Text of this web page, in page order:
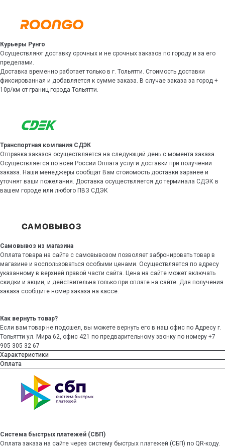
Курьеры Рунго
Осуществляют доставку срочных и не срочных заказов по городу и за его
пределами.
Доставка временно работает только в г. Тольятти. Стоимость доставки
фиксированная и добавляется к сумме заказа. В случае заказа за город +
10р/км от границ города Тольятти.
Транспортная компания СДЭК
Отправка заказов осуществляется на следующий день с момента заказа.
Осуществляется по всей России Оплата услуги доставки при получении
заказа. Наши менеджеры сообщат Вам стоиомость доставки заранее и
уточнят ваши пожелания. Доставка осуществляется до терминала СДЭК в
вашем городе или любого ПВЗ СДЭК
Самовывоз из магазина
Оплата товара на сайте с самовывозом позволяет забронировать товар в
магазине и воспользоваться особыми ценами. Осуществляется по адресу
указанному в верхней правой части сайта. Цена на сайте может включать
скидки и акции, и действительна только при оплате на сайте. Для получения
заказа сообщите номер заказа на кассе.
Как вернуть товар?
Если вам товар не подошел, вы можете вернуть его в наш офис по Адресу г.
Тольятти ул. Мира 62, офис 421 по предварительному звонку по номеру +7
905 305 32 67
Характеристики
Оплата
Система быстрых платежей (СБП)
Оплата заказа на сайте через систему быстрых платежей (СБП) по QR-коду.